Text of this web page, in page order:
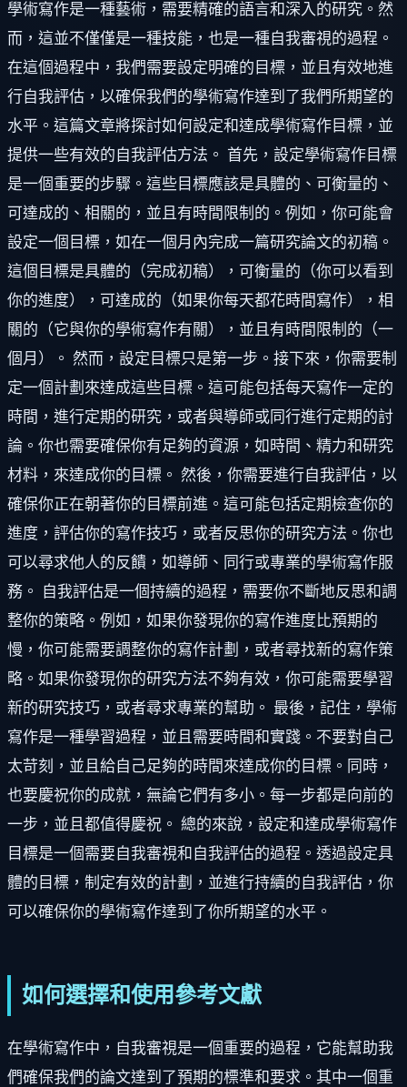
學術寫作是一種藝術，需要精確的語言和深入的研究。然
而，這並不僅僅是一種技能，也是一種自我審視的過程。
在這個過程中，我們需要設定明確的目標，並且有效地進
行自我評估，以確保我們的學術寫作達到了我們所期望的
水平。這篇文章將探討如何設定和達成學術寫作目標，並
提供一些有效的自我評估方法。 首先，設定學術寫作目標
是一個重要的步驟。這些目標應該是具體的、可衡量的、
可達成的、相關的，並且有時間限制的。例如，你可能會
設定一個目標，如在一個月內完成一篇研究論文的初稿。
這個目標是具體的（完成初稿），可衡量的（你可以看到
你的進度），可達成的（如果你每天都花時間寫作），相
關的（它與你的學術寫作有關），並且有時間限制的（一
個月）。 然而，設定目標只是第一步。接下來，你需要制
定一個計劃來達成這些目標。這可能包括每天寫作一定的
時間，進行定期的研究，或者與導師或同行進行定期的討
論。你也需要確保你有足夠的資源，如時間、精力和研究
材料，來達成你的目標。 然後，你需要進行自我評估，以
確保你正在朝著你的目標前進。這可能包括定期檢查你的
進度，評估你的寫作技巧，或者反思你的研究方法。你也
可以尋求他人的反饋，如導師、同行或專業的學術寫作服
務。 自我評估是一個持續的過程，需要你不斷地反思和調
整你的策略。例如，如果你發現你的寫作進度比預期的
慢，你可能需要調整你的寫作計劃，或者尋找新的寫作策
略。如果你發現你的研究方法不夠有效，你可能需要學習
新的研究技巧，或者尋求專業的幫助。 最後，記住，學術
寫作是一種學習過程，並且需要時間和實踐。不要對自己
太苛刻，並且給自己足夠的時間來達成你的目標。同時，
也要慶祝你的成就，無論它們有多小。每一步都是向前的
一步，並且都值得慶祝。 總的來說，設定和達成學術寫作
目標是一個需要自我審視和自我評估的過程。透過設定具
體的目標，制定有效的計劃，並進行持續的自我評估，你
可以確保你的學術寫作達到了你所期望的水平。
如何選擇和使用參考文獻
在學術寫作中，自我審視是一個重要的過程，它能幫助我
們確保我們的論文達到了預期的標準和要求。其中一個重